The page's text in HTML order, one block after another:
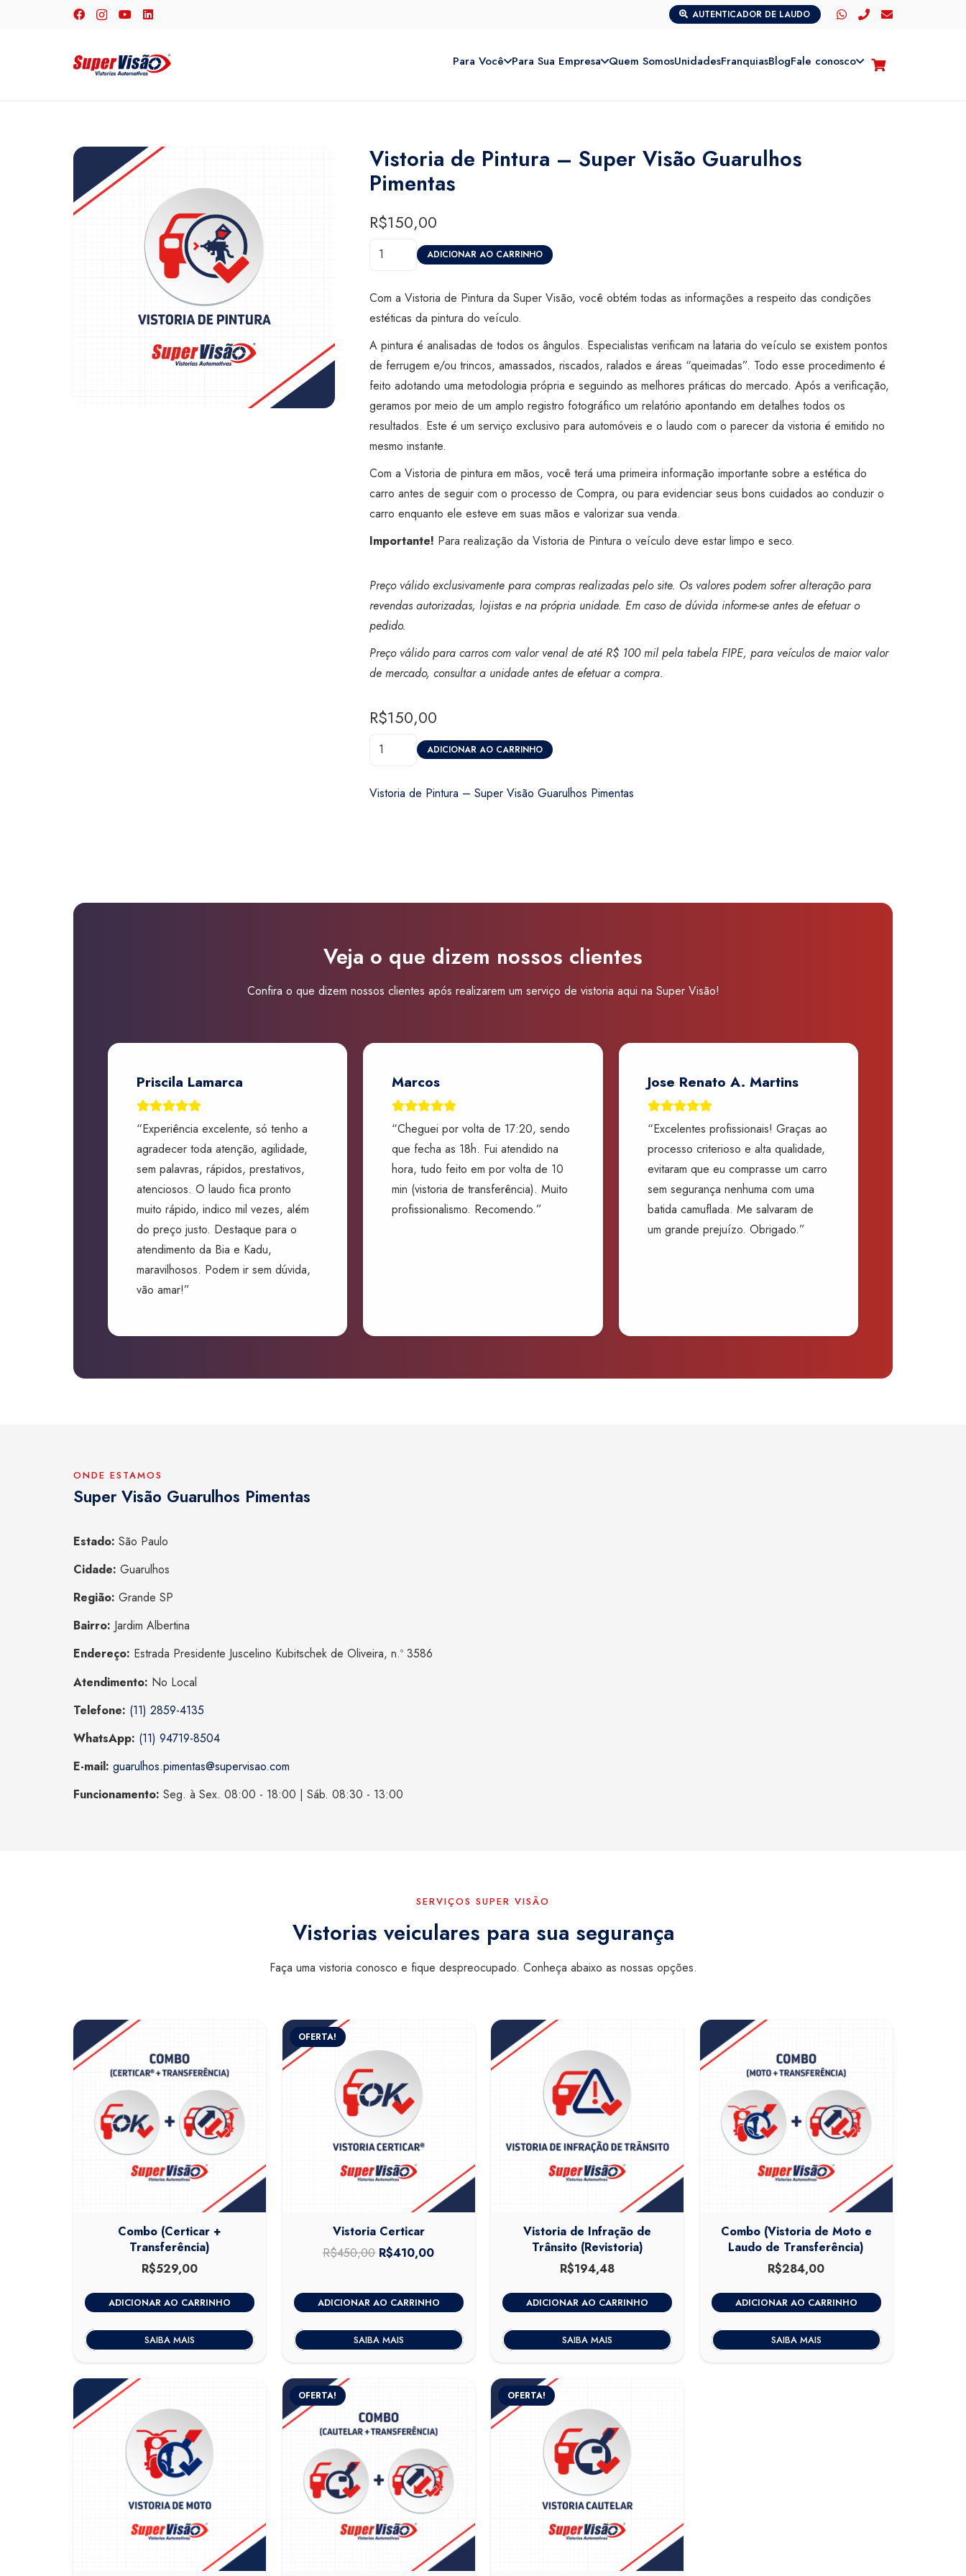
AUTENTICADOR DE LAUDO
Para Você Para Sua Empresa Quem SomosUnidadesFranquiasBlogFale conosco
Vistoria de Pintura – Super Visão Guarulhos
Pimentas
R$150,00
Vistoria
Visão
Guarulhos
Pimentas
quantidade
ADICIONAR AO CARRINHO
Com a Vistoria de Pintura da Super Visão, você obtém todas as informações a respeito das condições
estéticas da pintura do veículo.
A pintura é analisadas de todos os ângulos. Especialistas verificam na lataria do veículo se existem pontos
de ferrugem e/ou trincos, amassados, riscados, ralados e áreas “queimadas”. Todo esse procedimento é
feito adotando uma metodologia própria e seguindo as melhores práticas do mercado. Após a verificação,
geramos por meio de um amplo registro fotográfico um relatório apontando em detalhes todos os
resultados. Este é um serviço exclusivo para automóveis e o laudo com o parecer da vistoria é emitido no
mesmo instante.
Com a Vistoria de pintura em mãos, você terá uma primeira informação importante sobre a estética do
carro antes de seguir com o processo de Compra, ou para evidenciar seus bons cuidados ao conduzir o
carro enquanto ele esteve em suas mãos e valorizar sua venda.
Importante! Para realização da Vistoria de Pintura o veículo deve estar limpo e seco.
Preço válido exclusivamente para compras realizadas pelo site. Os valores podem sofrer alteração para
revendas autorizadas, lojistas e na própria unidade. Em caso de dúvida informe-se antes de efetuar o
pedido.
Preço válido para carros com valor venal de até R$ 100 mil pela tabela FIPE, para veículos de maior valor
de mercado, consultar a unidade antes de efetuar a compra.
R$150,00
Vistoria
quantidade
ADICIONAR AO CARRINHO
Vistoria de Pintura – Super Visão Guarulhos Pimentas
Veja o que dizem nossos clientes
Confira o que dizem nossos clientes após realizarem um serviço de vistoria aqui na Super Visão!
Priscila Lamarca
“Experiência excelente, só tenho a
agradecer toda atenção, agilidade,
sem palavras, rápidos, prestativos,
atenciosos. O laudo fica pronto
muito rápido, indico mil vezes, além
do preço justo. Destaque para o
atendimento da Bia e Kadu,
maravilhosos. Podem ir sem dúvida,
vão amar!”
Marcos
“Cheguei por volta de 17:20, sendo
que fecha as 18h. Fui atendido na
hora, tudo feito em por volta de 10
min (vistoria de transferência). Muito
profissionalismo. Recomendo.”
Jose Renato A. Martins
“Excelentes profissionais! Graças ao
processo criterioso e alta qualidade,
evitaram que eu comprasse um carro
sem segurança nenhuma com uma
batida camuflada. Me salvaram de
um grande prejuízo. Obrigado.”
ONDE ESTAMOS
Super Visão Guarulhos Pimentas
Estado: São Paulo
Cidade: Guarulhos
Região: Grande SP
Bairro: Jardim Albertina
Endereço: Estrada Presidente Juscelino Kubitschek de Oliveira, n.º 3586
Atendimento: No Local
Telefone: (11) 2859-4135
WhatsApp: (11) 94719-8504
E-mail: guarulhos.pimentas@supervisao.com
Funcionamento: Seg. à Sex. 08:00 - 18:00 | Sáb. 08:30 - 13:00
SERVIÇOS SUPER VISÃO
Vistorias veiculares para sua segurança
Faça uma vistoria conosco e fique despreocupado. Conheça abaixo as nossas opções.
Combo (Certicar +
Transferência)
R$529,00
ADICIONAR AO CARRINHO
SAIBA MAIS
OFERTA!
Vistoria Certicar
R$450,00 O
original
era:
R$450,00.
R$410,00
atual
é:
R$410,00.
ADICIONAR AO CARRINHO
SAIBA MAIS
Vistoria de Infração de
Trânsito (Revistoria)
R$194,48
ADICIONAR AO CARRINHO
SAIBA MAIS
Combo (Vistoria de Moto e
Laudo de Transferência)
R$284,00
ADICIONAR AO CARRINHO
SAIBA MAIS
OFERTA! OFERTA!